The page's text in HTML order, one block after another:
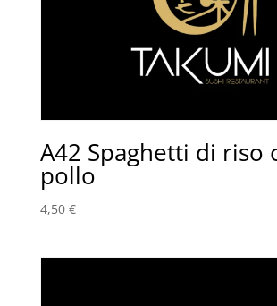
A42 Spaghetti di riso
pollo
4,50 €